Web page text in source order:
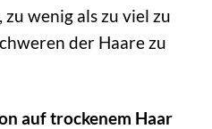
zu wenig als zu viel zu
der Haare zu
auf trockenem Haar